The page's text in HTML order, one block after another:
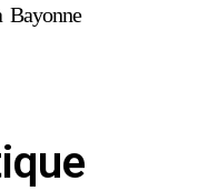
Bayonne